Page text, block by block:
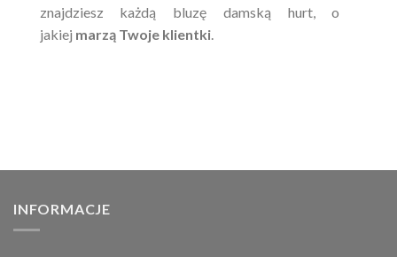
znajdziesz każdą bluzę damską hurt, o
jakiej marzą Twoje klientki.
INFORMACJE